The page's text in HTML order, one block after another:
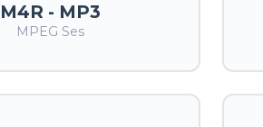
M4R - MP3
MPEG Ses